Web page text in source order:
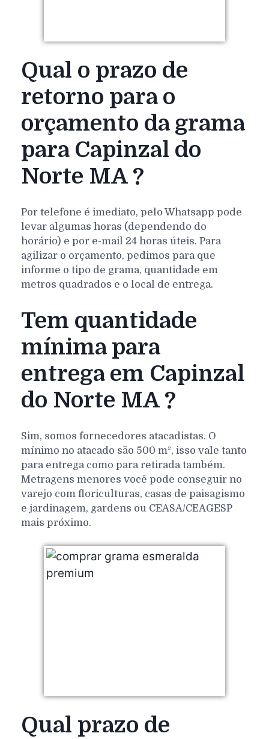
Qual o prazo de
retorno para o
orçamento da grama
para Capinzal do
Norte MA ?
Por telefone é imediato, pelo Whatsapp pode
levar algumas horas (dependendo do
horário) e por e-mail 24 horas úteis. Para
agilizar o orçamento, pedimos para que
informe o tipo de grama, quantidade em
metros quadrados e o local de entrega.
Tem quantidade
mínima para
entrega em Capinzal
do Norte MA ?
Sim, somos fornecedores atacadistas. O
mínimo no atacado são 500 m², isso vale tanto
para entrega como para retirada também.
Metragens menores você pode conseguir no
varejo com floriculturas, casas de paisagismo
e jardinagem, gardens ou CEASA/CEAGESP
mais próximo.
Qual prazo de